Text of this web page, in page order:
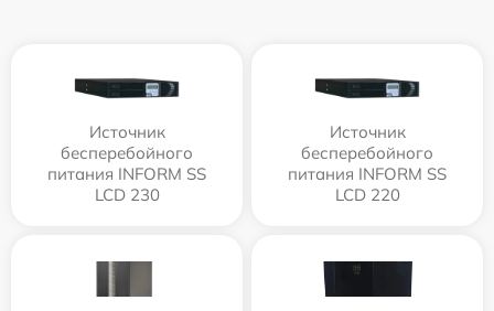
Источник
бесперебойного
питания INFORM SS
LCD 230
Источник
бесперебойного
питания INFORM SS
LCD 220